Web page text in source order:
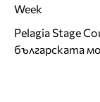
Week
Pelagia Stage
българската